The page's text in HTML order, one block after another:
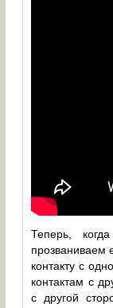
Теперь,
прозваниваем
контакту с
контактам с
с другой